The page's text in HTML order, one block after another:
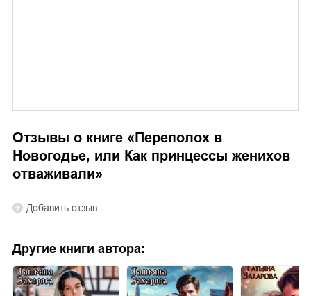
Отзывы о книге « Переполох в
Новогодье, или Как принцессы женихов
отваживали»
Добавить отзыв
Другие книги автора: